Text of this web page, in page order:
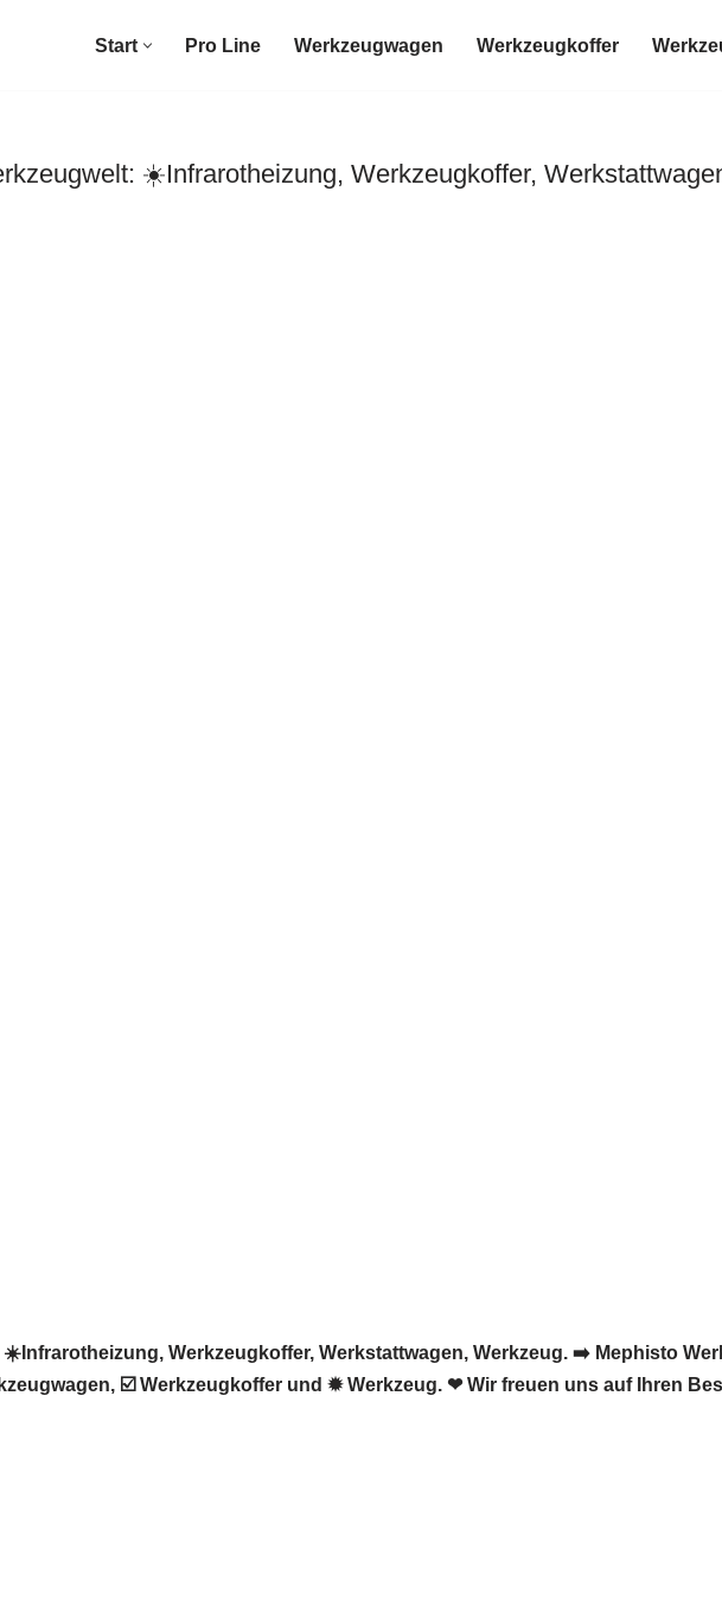
Start Pro Line Werkzeugwagen Werkzeugkoffer
☀️Infrarotheizung, Werkzeugkoffer,
Werkzeugkoffer, Werkstattwagen, Werkzeug. ➡️ Mephisto
☑️ Werkzeugkoffer und ✹ Werkzeug. ❤ Wir freuen uns auf Ihren